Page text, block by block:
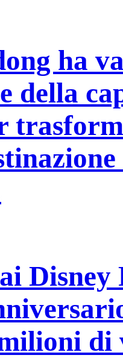
ha
della
Disney